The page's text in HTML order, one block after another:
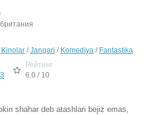
Kinolar /Jangari / Komediya / Fantastika
Рейтинг
6.0 / 10
shahar deb atashlari bejiz emas,